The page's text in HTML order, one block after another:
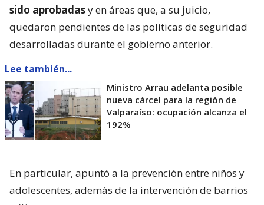
sido aprobadasy en áreas que, a su juicio,
quedaron pendientes de las políticas de seguridad
desarrolladas durante el gobierno anterior.
Lee también...
Ministro Arrau adelanta posible
nueva cárcel para la región de
Valparaíso: ocupación alcanza el
192%
En particular, apuntó a la prevención entre niños y
adolescentes, además de la intervención de barrios